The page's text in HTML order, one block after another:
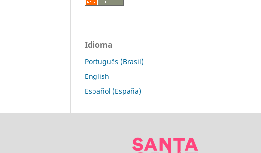
Idioma
Português (Brasil)
English
Español (España)